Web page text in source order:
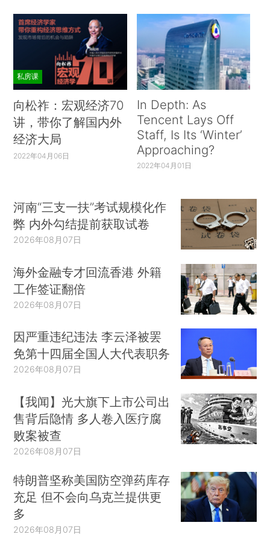
私房课
向松祚：宏观经济70
讲，带你了解国内外
经济大局
2022年04月06日
In Depth: As
Tencent Lays Off
Staff, Is Its ‘Winter’
Approaching?
2022年04月01日
河南“三支一扶”考试规模化作
弊 内外勾结提前获取试卷
2026年08月07日
海外金融专才回流香港 外籍
工作签证翻倍
2026年08月07日
因严重违纪违法 李云泽被罢
免第十四届全国人大代表职务
2026年08月07日
【我闻】光大旗下上市公司出
售背后隐情 多人卷入医疗腐
败案被查
2026年08月07日
特朗普坚称美国防空弹药库存
充足 但不会向乌克兰提供更
多
2026年08月07日